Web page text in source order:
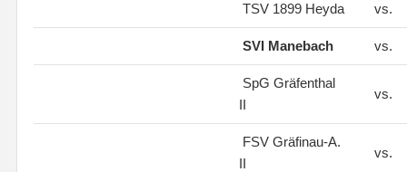
TSV 1899 Heyda vs.
SVI Manebach vs.
SpG Gräfenthal
II
vs.
FSV Gräfinau-A.
II
vs.